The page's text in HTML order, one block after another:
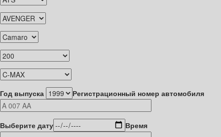
Год выпуска Регистрационный номер автомобиля
Выберите дату Время